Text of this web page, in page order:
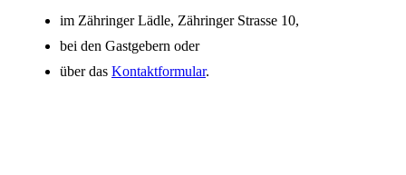
im Zähringer Lädle, Zähringer Strasse 10,
bei den Gastgebern oder
über das Kontaktformular.